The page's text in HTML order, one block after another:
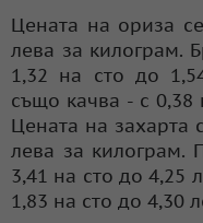
Цената на ориза
лева за килограм.
1,32 на сто до
също качва - с 0,38
Цената на захарта
лева за килограм.
3,41 на сто до 4,25
1,83 на сто до 4,30